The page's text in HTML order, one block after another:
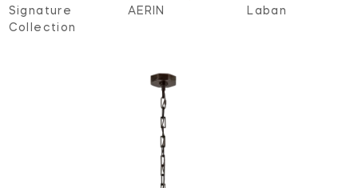
Signature
Collection
AERIN
Laban